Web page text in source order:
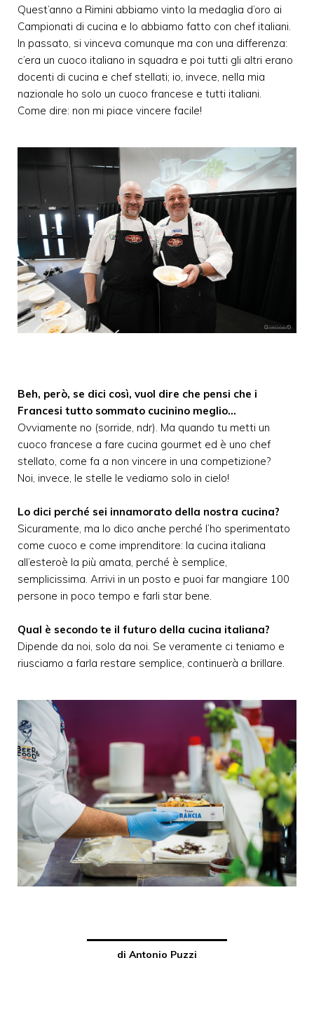
Quest’anno a Rimini abbiamo vinto la medaglia d’oro ai
Campionati di cucina e lo abbiamo fatto con chef italiani.
In passato, si vinceva comunque ma con una differenza:
c’era un cuoco italiano in squadra e poi tutti gli altri erano
docenti di cucina e chef stellati; io, invece, nella mia
nazionale ho solo un cuoco francese e tutti italiani.
Come dire: non mi piace vincere facile!
Beh, però, se dici così, vuol dire che pensi che i
Francesi tutto sommato cucinino meglio…
Ovviamente no (sorride, ndr). Ma quando tu metti un
cuoco francese a fare cucina gourmet ed è uno chef
stellato, come fa a non vincere in una competizione?
Noi, invece, le stelle le vediamo solo in cielo!
Lo dici perché sei innamorato della nostra cucina?
Sicuramente, ma lo dico anche perché l’ho sperimentato
come cuoco e come imprenditore: la cucina italiana
all’esteroè la più amata, perché è semplice,
semplicissima. Arrivi in un posto e puoi far mangiare 100
persone in poco tempo e farli star bene.
Qual è secondo te il futuro della cucina italiana?
Dipende da noi, solo da noi. Se veramente ci teniamo e
riusciamo a farla restare semplice, continuerà a brillare.
di Antonio Puzzi